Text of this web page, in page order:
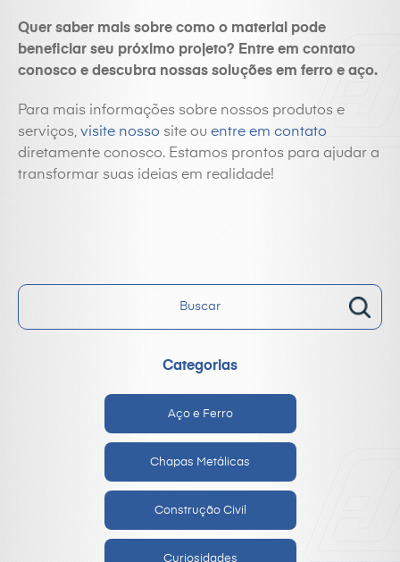
Quer saber mais sobre como o material pode
beneficiar seu próximo projeto? Entre em contato
conosco e descubra nossas soluções em ferro e aço.
Para mais informações sobre nossos produtos e
serviços, visite nosso site ou entre em contato
diretamente conosco. Estamos prontos para ajudar a
transformar suas ideias em realidade!
Categorias
Aço e Ferro
Chapas Metálicas
Construção Civil
Curiosidades